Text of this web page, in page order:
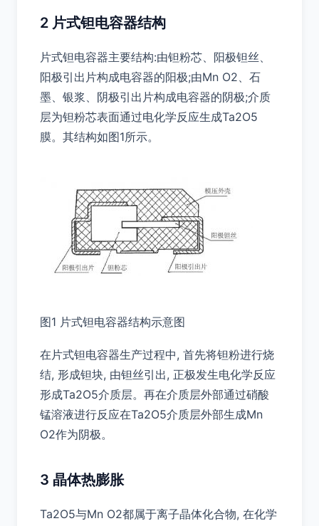
2 片式钽电容器结构
片式钽电容器主要结构:由钽粉芯、阳极钽丝、
阳极引出片构成电容器的阳极;由Mn O2、石
墨、银浆、阴极引出片构成电容器的阴极;介质
层为钽粉芯表面通过电化学反应生成Ta2O5
膜。其结构如图1所示。
图1 片式钽电容器结构示意图
在片式钽电容器生产过程中, 首先将钽粉进行烧
结, 形成钽块, 由钽丝引出, 正极发生电化学反应
形成Ta2O5介质层。再在介质层外部通过硝酸
锰溶液进行反应在Ta2O5介质层外部生成Mn
O2作为阴极。
3 晶体热膨胀
Ta2O5与Mn O2都属于离子晶体化合物, 在化学